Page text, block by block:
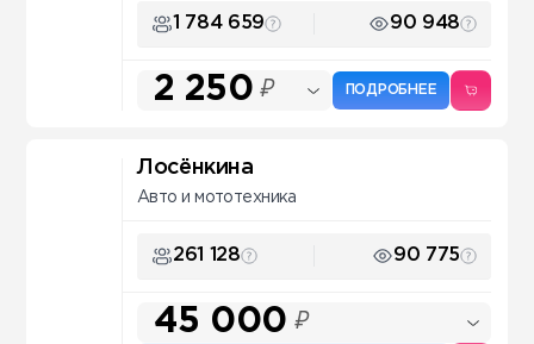
1 784 659 90 948
2 250 ₽ ПОДРОБНЕЕ
Лосёнкина
Авто и мототехника
261 128 90 775
45 000 ₽